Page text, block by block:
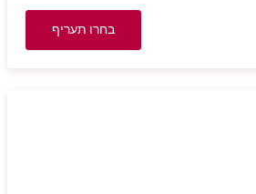
בחרו תעריף